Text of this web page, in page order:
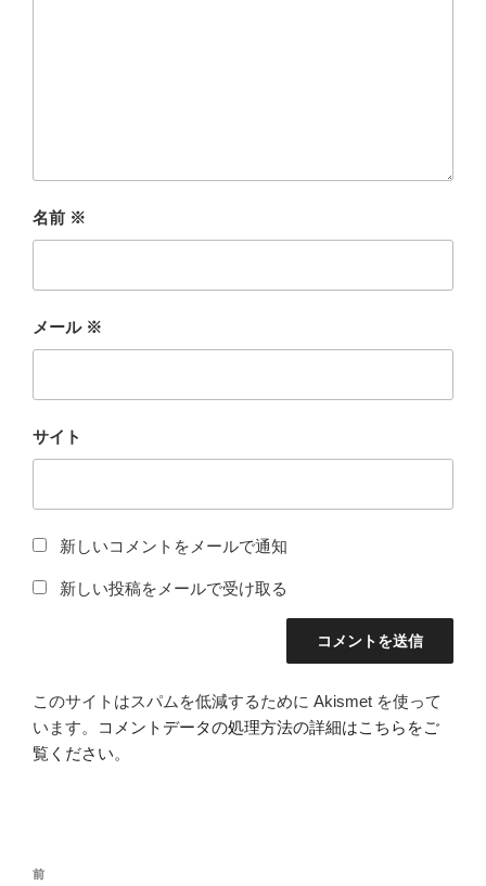
名前 ※
メール ※
サイト
新しいコメントをメールで通知
新しい投稿をメールで受け取る
このサイトはスパムを低減するために Akismet を使って
います。
コメントデータの処理方法の詳細はこちらをご
覧ください。
投
前
前